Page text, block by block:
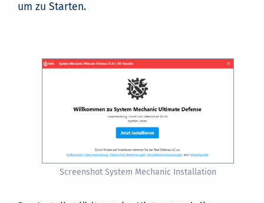
um zu Starten.
Screenshot System Mechanic Installation